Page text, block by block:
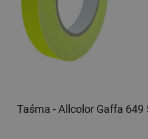
Taśma - Allcolor Gaffa 649